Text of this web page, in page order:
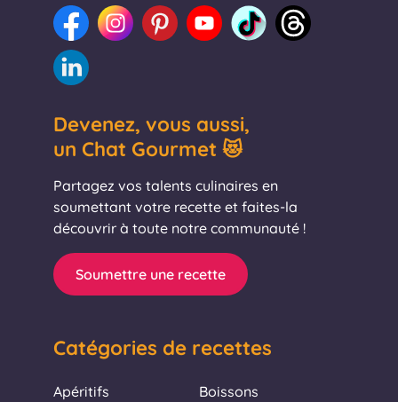
Devenez, vous aussi,
un Chat Gourmet 😻
Partagez vos talents culinaires en
soumettant votre recette et faites-la
découvrir à toute notre communauté !
Soumettre une recette
Catégories de recettes
Apéritifs Boissons